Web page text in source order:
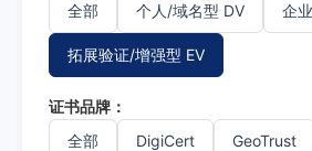
全部
个人/域名型 DV 企
拓展验证/增强型 EV
证书品牌：
全部
DigiCert GeoTrust